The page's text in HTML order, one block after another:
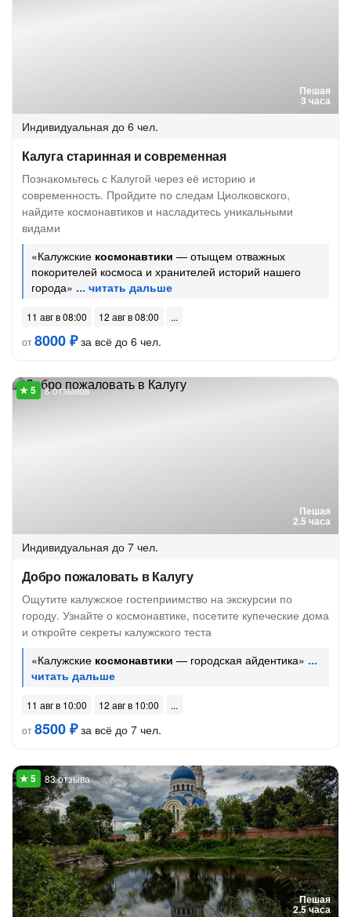
Пешая
3 часа
Индивидуальная до 6 чел.
Калуга старинная и современная
Познакомьтесь с Калугой через её историю и
современность. Пройдите по следам Циолковского,
найдите космонавтиков и насладитесь уникальными
видами
«Калужские космонавтики — отыщем отважных
покорителей космоса и хранителей историй нашего
города»
11 авг в 08:00
12 авг в 08:00
от8000 ₽за всё до 6 чел.
Пешая
2.5 часа
8 отзывов
Индивидуальная до 7 чел.
Добро пожаловать в Калугу
Ощутите калужское гостеприимство на экскурсии по
городу. Узнайте о космонавтике, посетите купеческие дома
и откройте секреты калужского теста
«Калужские космонавтики — городская айдентика»
11 авг в 10:00
12 авг в 10:00
от8500 ₽за всё до 7 чел.
Пешая
2.5 часа
83 отзыва